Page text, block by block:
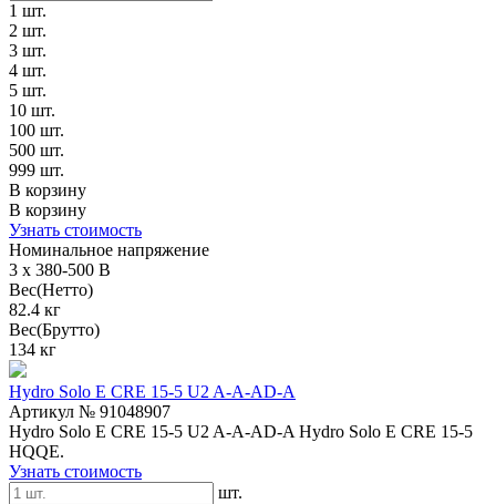
1 шт.
2 шт.
3 шт.
4 шт.
5 шт.
10 шт.
100 шт.
500 шт.
999 шт.
В корзину
В корзину
Узнать стоимость
Номинальное напряжение
3 x 380-500 В
Вес(Нетто)
82.4 кг
Вес(Брутто)
134 кг
Hydro Solo E CRE 15-5 U2 A-A-AD-A
Артикул № 91048907
Hydro Solo E CRE 15-5 U2 A-A-AD-A Hydro Solo E CRE 15-5
HQQE.
Узнать стоимость
шт.